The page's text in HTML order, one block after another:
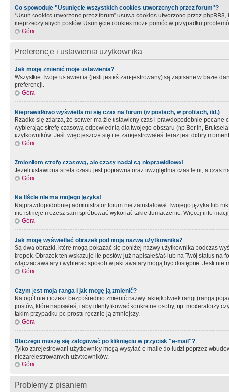
Co spowoduje "Usunięcie wszystkich cookies utworzonych przez forum"?
“Usuń cookies utworzone przez forum” usuwa cookies utworzone przez
nieprzeczytanych postów. Usunięcie cookies może pomóc w przypadku
Góra
Preferencje i ustawienia użytkownika
Jak mogę zmienić moje ustawienia?
Wszystkie Twoje ustawienia (jeśli jesteś zarejestrowany) są zapisane w bazie
preferencji.
Góra
Nieprawidłowo wyświetla mi się czas na forum (w postach, w profilach, itd.)
Rzadko się zdarza, że serwer ma źle ustawiony czas i prawdopodobnie
wybierając strefę czasową odpowiednią dla twojego obszaru (np Berlin,
użytkowników. Jeśli więc jeszcze się nie zarejestrowałeś, teraz jest dobry
Góra
Zmieniłem strefę czasową, ale czasy nadal są nieprawidłowe!
Jeżeli ustawiona strefa czasu jest poprawna oraz uwzględnia czas letni, a czas
Góra
Na liście nie ma mojego języka!
Najprawdopodobniej administrator forum nie zainstalował Twojego języka lub
nie istnieje możesz sam spróbować wykonać takie tłumaczenie. Więcej
Góra
Jak mogę wyświetlać obrazek pod moją nazwą użytkownika?
Są dwa obrazki, które mogą pokazać się poniżej nazwy użytkownika podczas
kropek. Obrazek ten wskazuje ile postów już napisałeś/aś lub na Twój status
włączać awatary i wybierać sposób w jaki awatary mogą być dostępne. Jeśli
Góra
Czym jest moja ranga i jak mogę ją zmienić?
Na ogół nie możesz bezpośrednio zmienić nazwy jakiejkolwiek rangi (ranga
postów, które napisałeś, i aby identyfikować konkretne osoby, np. moderatorzy
takim przypadku po prostu ręcznie ją zmniejszy.
Góra
Dlaczego muszę się zalogować po kliknięciu w przycisk "e-mail"?
Tylko zarejestrowani użytkownicy mogą wysyłać e-maile do ludzi poprzez
niezarejestrowanych użytkowników.
Góra
Problemy z pisaniem